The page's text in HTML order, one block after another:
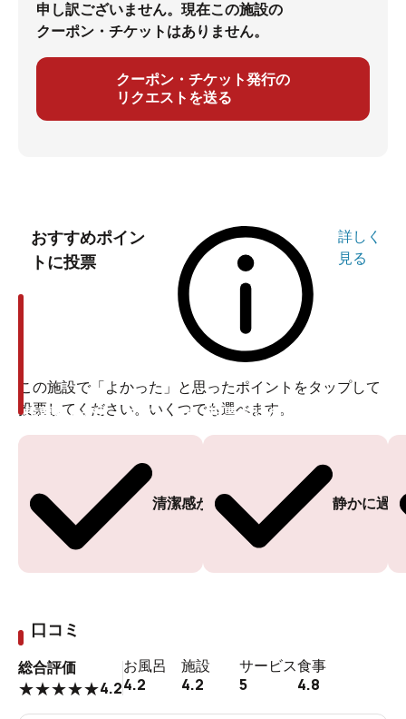
申し訳ございません。現在この施設の
クーポン・チケットはありません。
クーポン・チケット発行の
リクエストを送る
おすすめポイン
トに投票
詳しく
見る
この施設で「よかった」と思ったポイントをタップして
投票してください。いくつでも選べます。
清潔感がある
投票ありがとうございます
静かに過
投票ありがとうございます
口コミ
総合評価
★★★★★4.2
お風呂
4.2
施設
4.2
サービス
5
食事
4.8